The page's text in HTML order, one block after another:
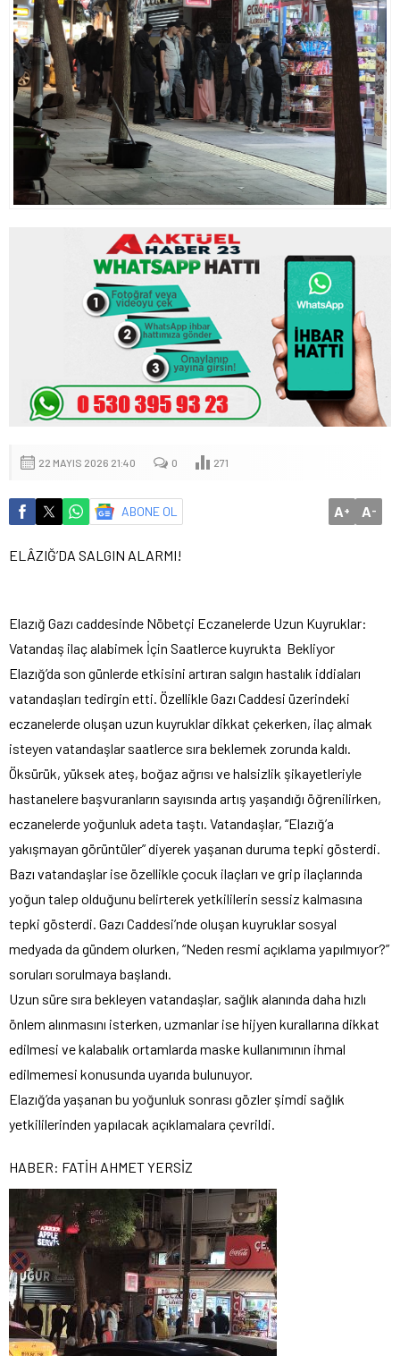
22 MAYIS 2026 21:40 0 271
ABONE OL A+ A-
ELÂZIĞ’DA SALGIN ALARMI!
Elazığ Gazı caddesinde Nöbetçi Eczanelerde Uzun Kuyruklar:
Vatandaş ilaç alabimek İçin Saatlerce kuyrukta Bekliyor
Elazığ’da son günlerde etkisini artıran salgın hastalık iddiaları
vatandaşları tedirgin etti. Özellikle Gazı Caddesi üzerindeki
eczanelerde oluşan uzun kuyruklar dikkat çekerken, ilaç almak
isteyen vatandaşlar saatlerce sıra beklemek zorunda kaldı.
Öksürük, yüksek ateş, boğaz ağrısı ve halsizlik şikayetleriyle
hastanelere başvuranların sayısında artış yaşandığı öğrenilirken,
eczanelerde yoğunluk adeta taştı. Vatandaşlar, “Elazığ’a
yakışmayan görüntüler” diyerek yaşanan duruma tepki gösterdi.
Bazı vatandaşlar ise özellikle çocuk ilaçları ve grip ilaçlarında
yoğun talep olduğunu belirterek yetkililerin sessiz kalmasına
tepki gösterdi. Gazı Caddesi’nde oluşan kuyruklar sosyal
medyada da gündem olurken, “Neden resmi açıklama yapılmıyor?”
soruları sorulmaya başlandı.
Uzun süre sıra bekleyen vatandaşlar, sağlık alanında daha hızlı
önlem alınmasını isterken, uzmanlar ise hijyen kurallarına dikkat
edilmesi ve kalabalık ortamlarda maske kullanımının ihmal
edilmemesi konusunda uyarıda bulunuyor.
Elazığ’da yaşanan bu yoğunluk sonrası gözler şimdi sağlık
yetkililerinden yapılacak açıklamalara çevrildi.
HABER: FATİH AHMET YERSİZ